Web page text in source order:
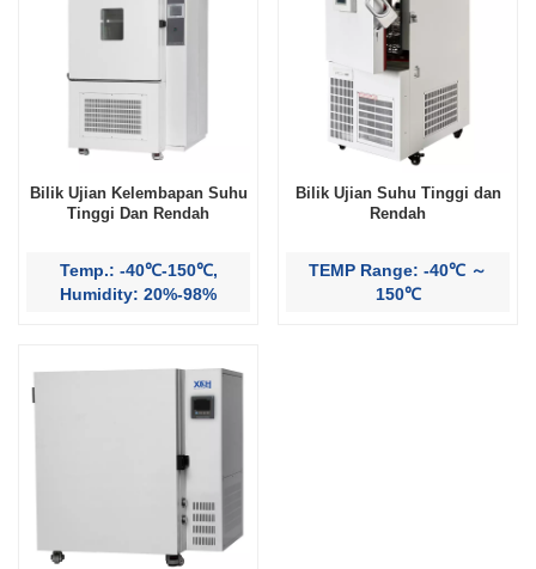
Bilik Ujian Kelembapan Suhu
Tinggi Dan Rendah
Temp.: -40℃-150℃,
Humidity: 20%-98%
Bilik Ujian Suhu Tinggi dan
Rendah
TEMP Range: -40℃ ～
150℃